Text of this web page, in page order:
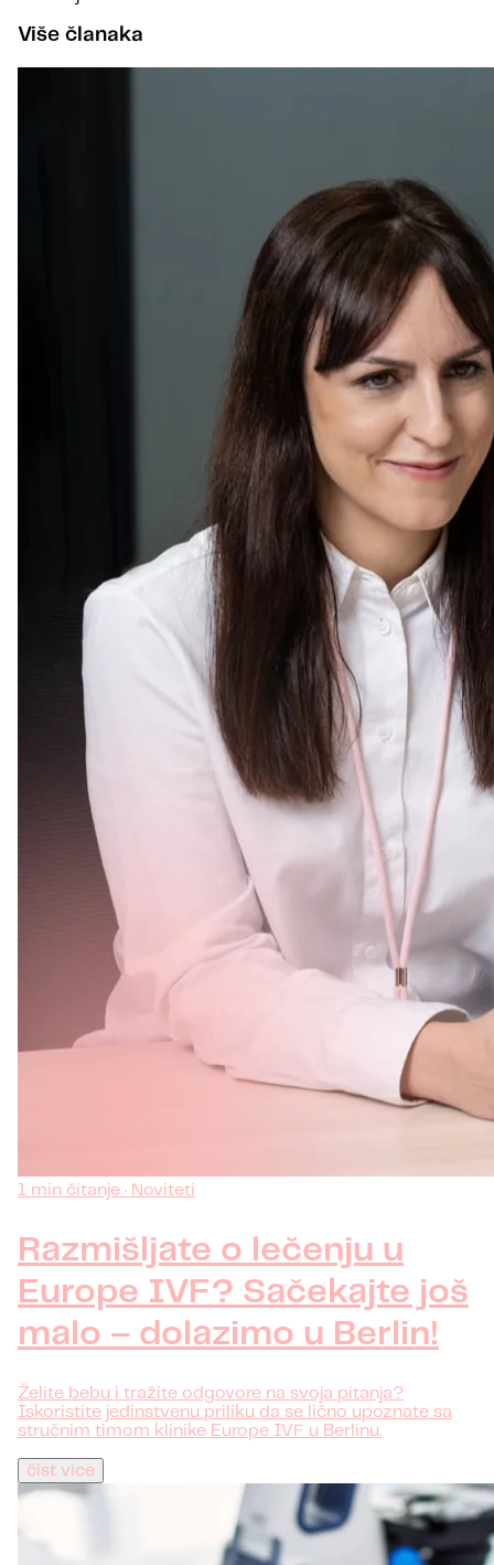
Više članaka
1 min čitanje · Noviteti
Razmišljate o lečenju u
Europe IVF? Sačekajte još
malo – dolazimo u Berlin!
Želite bebu i tražite odgovore na svoja pitanja?
Iskoristite jedinstvenu priliku da se lično upoznate sa
stručnim timom klinike Europe IVF u Berlinu.
číst více